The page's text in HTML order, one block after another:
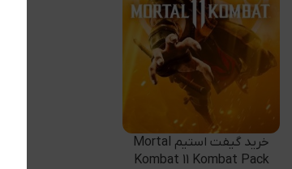
افزودن به سبد خرید
خرید گیفت استیم Mortal
Kombat 11 Kombat Pack